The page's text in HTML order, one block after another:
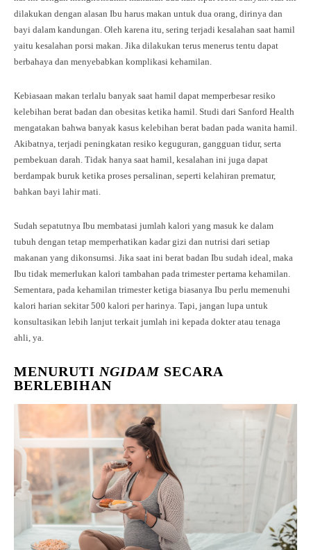
dilakukan dengan alasan Ibu harus makan untuk dua orang, dirinya dan
bayi dalam kandungan. Oleh karena itu, sering terjadi kesalahan saat hamil
yaitu kesalahan porsi makan. Jika dilakukan terus menerus tentu dapat
berbahaya dan menyebabkan komplikasi kehamilan.
Kebiasaan makan terlalu banyak saat hamil dapat memperbesar resiko
kelebihan berat badan dan obesitas ketika hamil. Studi dari Sanford Health
mengatakan bahwa banyak kasus kelebihan berat badan pada wanita hamil.
Akibatnya, terjadi peningkatan resiko keguguran, gangguan tidur, serta
pembekuan darah. Tidak hanya saat hamil, kesalahan ini juga dapat
berdampak buruk ketika proses persalinan, seperti kelahiran prematur,
bahkan bayi lahir mati.
Sudah sepatutnya Ibu membatasi jumlah kalori yang masuk ke dalam
tubuh dengan tetap memperhatikan kadar gizi dan nutrisi dari setiap
makanan yang dikonsumsi. Jika saat ini berat badan Ibu sudah ideal, maka
Ibu tidak memerlukan kalori tambahan pada trimester pertama kehamilan.
Sementara, pada kehamilan trimester ketiga biasanya Ibu perlu memenuhi
kalori harian sekitar 500 kalori per harinya. Tapi, jangan lupa untuk
konsultasikan lebih lanjut terkait jumlah ini kepada dokter atau tenaga
ahli, ya.
MENURUTI NGIDAM SECARA
BERLEBIHAN